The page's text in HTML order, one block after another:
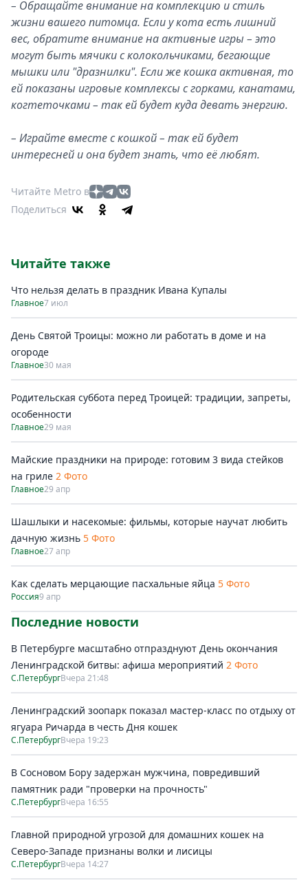
– Обращайте внимание на комплекцию и стиль
жизни вашего питомца. Если у кота есть лишний
вес, обратите внимание на активные игры – это
могут быть мячики с колокольчиками, бегающие
мышки или "дразнилки". Если же кошка активная, то
ей показаны игровые комплексы с горками, канатами,
когтеточками – так ей будет куда девать энергию.
– Играйте вместе с кошкой – так ей будет
интересней и она будет знать, что её любят.
Читайте Metro в
Поделиться
Читайте также
Что нельзя делать в праздник Ивана Купалы
Главное7 июл
День Святой Троицы: можно ли работать в доме и на
огороде
Главное30 мая
Родительская суббота перед Троицей: традиции, запреты,
особенности
Главное29 мая
Майские праздники на природе: готовим 3 вида стейков
на гриле 2 Фото
Главное29 апр
Шашлыки и насекомые: фильмы, которые научат любить
дачную жизнь 5 Фото
Главное27 апр
Как сделать мерцающие пасхальные яйца 5 Фото
Россия9 апр
Последние новости
В Петербурге масштабно отпразднуют День окончания
Ленинградской битвы: афиша мероприятий 2 Фото
С.ПетербургВчера 21:48
Ленинградский зоопарк показал мастер-класс по отдыху от
ягуара Ричарда в честь Дня кошек
С.ПетербургВчера 19:23
В Сосновом Бору задержан мужчина, повредивший
памятник ради "проверки на прочность"
С.ПетербургВчера 16:55
Главной природной угрозой для домашних кошек на
Северо-Западе признаны волки и лисицы
С.ПетербургВчера 14:27